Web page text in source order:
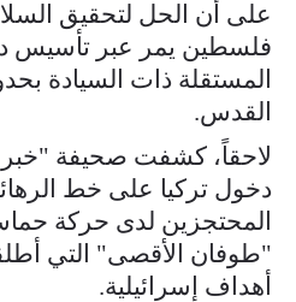
على أن الحل لتحقيق
فلسطين يمر عبر تأسيس
القدس.
لاحقاً، كشفت صحيفة "خبر
دخول تركيا على خط
المحتجزين لدى حركة
"طوفان الأقصى" التي
أهداف إسرائيلية.